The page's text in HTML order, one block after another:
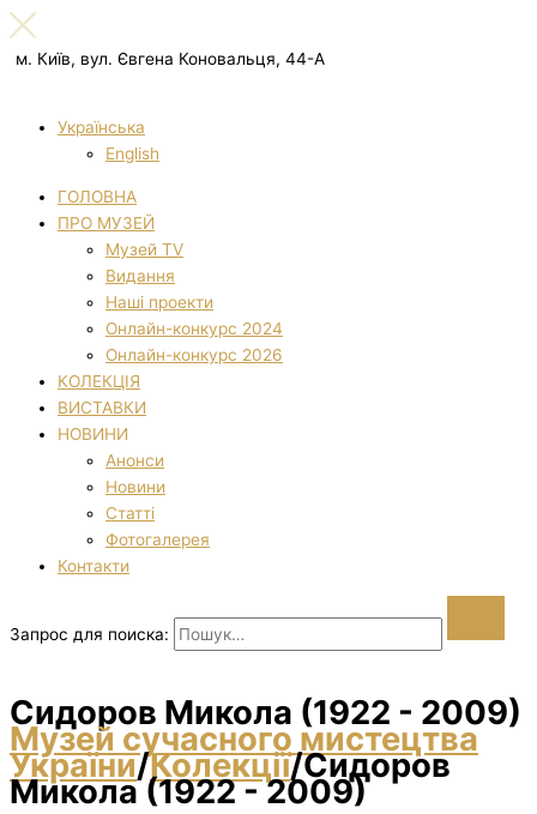
м. Київ, вул. Євгена Коновальця, 44-А
Українська
English
ГОЛОВНА
ПРО МУЗЕЙ
Музей TV
Видання
Наші проекти
Онлайн-конкурс 2024
Онлайн-конкурс 2026
КОЛЕКЦІЯ
ВИСТАВКИ
НОВИНИ
Анонси
Новини
Статті
Фотогалерея
Контакти
Запрос для поиска:
Сидоров Микола (1922 - 2009)
Музей сучасного мистецтва
України/Колекції/Сидоров
Микола (1922 - 2009)